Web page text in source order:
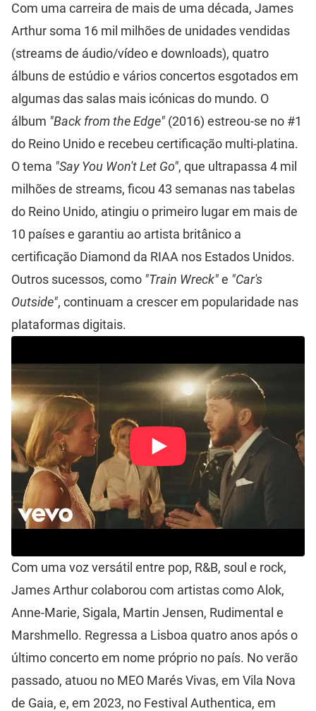
Com uma carreira de mais de uma década, James
Arthur soma 16 mil milhões de unidades vendidas
(streams de áudio/vídeo e downloads), quatro
álbuns de estúdio e vários concertos esgotados em
algumas das salas mais icónicas do mundo. O
álbum "Back from the Edge" (2016) estreou-se no #1
do Reino Unido e recebeu certificação multi-platina.
O tema "Say You Won't Let Go", que ultrapassa 4 mil
milhões de streams, ficou 43 semanas nas tabelas
do Reino Unido, atingiu o primeiro lugar em mais de
10 países e garantiu ao artista britânico a
certificação Diamond da RIAA nos Estados Unidos.
Outros sucessos, como "Train Wreck"e "Car's
Outside", continuam a crescer em popularidade nas
plataformas digitais.
Com uma voz versátil entre pop, R&B, soul e rock,
James Arthur colaborou com artistas como Alok,
Anne-Marie, Sigala, Martin Jensen, Rudimental e
Marshmello. Regressa a Lisboa quatro anos após o
último concerto em nome próprio no país. No verão
passado, atuou no MEO Marés Vivas, em Vila Nova
de Gaia, e, em 2023, no Festival Authentica, em